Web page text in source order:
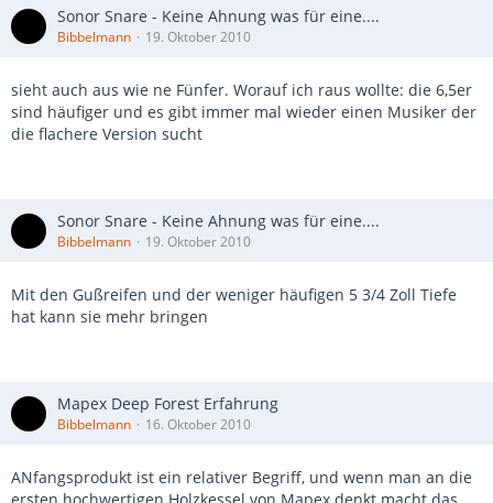
Sonor Snare - Keine Ahnung was für eine....
Bibbelmann 19. Oktober 2010
sieht auch aus wie ne Fünfer. Worauf ich raus wollte: die 6,5er
sind häufiger und es gibt immer mal wieder einen Musiker der
die flachere Version sucht
Sonor Snare - Keine Ahnung was für eine....
Bibbelmann 19. Oktober 2010
Mit den Gußreifen und der weniger häufigen 5 3/4 Zoll Tiefe
hat kann sie mehr bringen
Mapex Deep Forest Erfahrung
Bibbelmann 16. Oktober 2010
ANfangsprodukt ist ein relativer Begriff, und wenn man an die